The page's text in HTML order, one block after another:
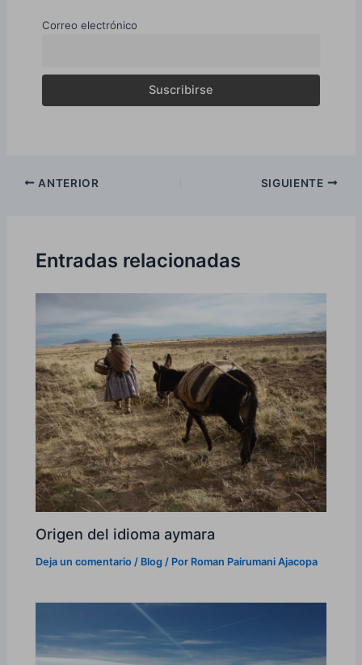
Correo electrónico
Navegación
ANTERIOR SIGUIENTE
Entradas relacionadas
Origen del idioma aymara
Deja un comentario / Blog / Por Roman Pairumani Ajacopa